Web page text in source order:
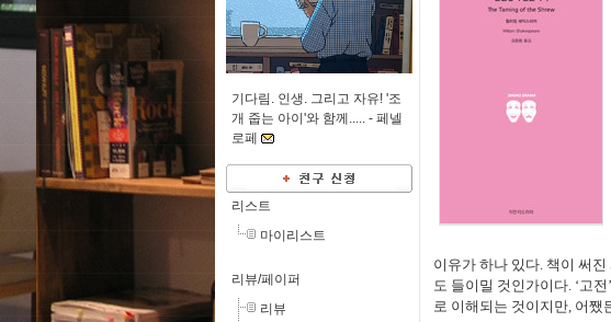
기다림. 인생. 그리고 자유! '조
개 줍는 아이'와 함께..... - 페넬
로페
리스트
마이리스트
리뷰/페이퍼
리뷰
이유가 하나 있다. 책이 써
도 들이밀 것인가이다. ‘고전 ’
로 이해되는 것이지만, 어쨌